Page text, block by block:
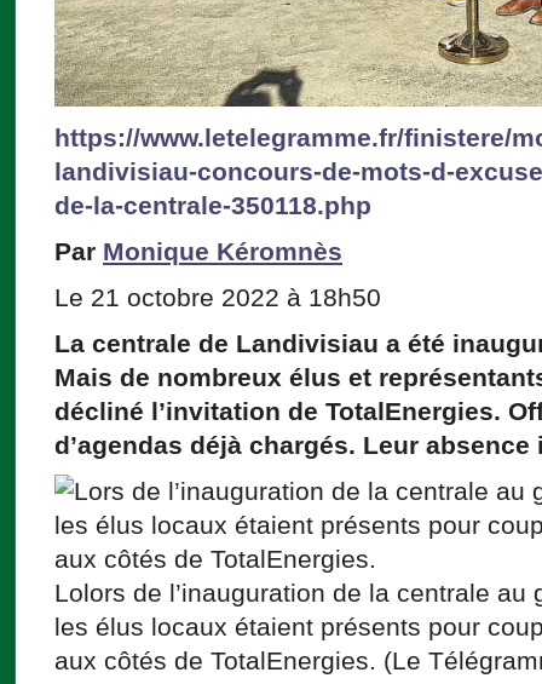
https://www.letelegramme.fr/finistere/
landivisiau-concours-de-mots-d-
de-la-centrale-350118.php
Par Monique Kéromnès
Le 21 octobre 2022 à 18h50
La centrale de Landivisiau a été
Mais de nombreux élus et
décliné l’invitation de TotalEnergies.
d’agendas déjà chargés. Leur absence
Lolors de l’inauguration de la centrale
les élus locaux étaient présents pour
aux côtés de TotalEnergies. (Le